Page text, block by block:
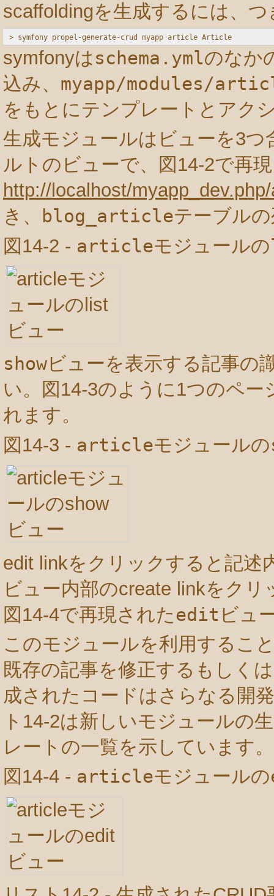
scaffoldingを生成するには、
symfonyは schema.ymlのなか
込み、 myapp/modules/
をもとにテンプレートとアク
生成モジュールはビューを3つ
ルトのビューで、図14-2で再
http://localhost/
き、
blog_articleテーブル
図14-2 - articleモジュールの
showビューを表示する記事の
い。図14-3のように1つのペ
れます。
図14-3 - articleモジュールの
edit linkをクリックすると記述
ビュー内部のcreate linkをク
図14-4で再現されたedit ビュ
このモジュールを利用するこ
既存の記事を修正するもしく
成されたコードはさらなる開
ト14-2は新しいモジュールの
レートの一覧を示しています。
図14-4 - articleモジュールの